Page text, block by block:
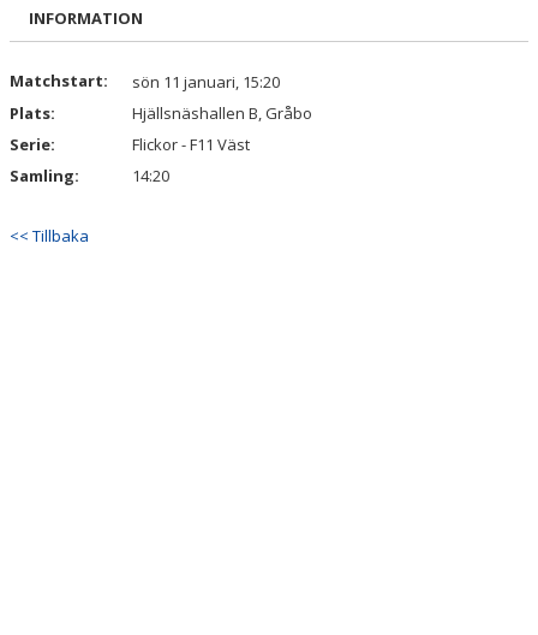
BILDGALLERI
DOKUMENT
KONTAKT
INFORMATION
Matchstart:
sön 11 januari, 15:20
Plats:
Hjällsnäshallen B, Gråbo
Serie:
Flickor - F11 Väst
Samling:
14:20
<< Tillbaka